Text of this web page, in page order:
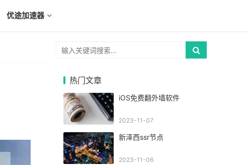
优途加速器
热门文章
iOS免费翻外墙软件
2023-11-07
新泽西ssr节点
2023-11-06